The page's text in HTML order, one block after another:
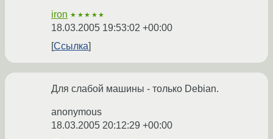
iron ★★★★★
18.03.2005 19:53:02 +00:00
Ссылка
Для слабой машины - только Debian.
anonymous
18.03.2005 20:12:29 +00:00